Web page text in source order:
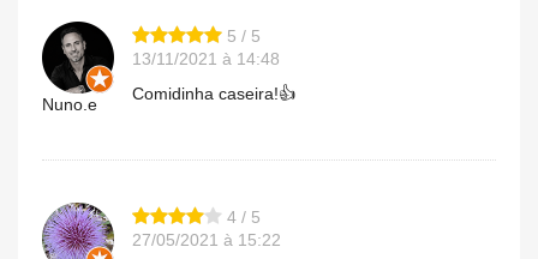
Nuno.e
5 / 5
13/11/2021 à 14:48
Comidinha caseira!👍
4 / 5
27/05/2021 à 15:22